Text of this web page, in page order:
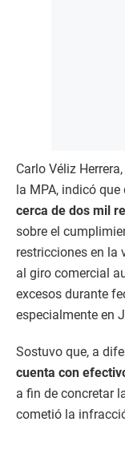
Carlo Véliz
la MPA, indicó
cerca de dos mil
sobre el
restricciones en la
al giro comercial
excesos durante
especialmente en
Sostuvo que, a
cuenta con
a fin de concretar
cometió la